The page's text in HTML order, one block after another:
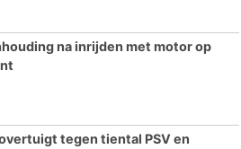
na inrijden met motor op
tegen tiental PSV en